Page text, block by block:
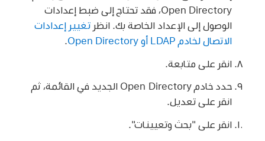
Open Directory، فقد تحتاج إلى ضبط إعدادات
الوصول إلى الإعداد الخاصة بك. انظر تغيير إعدادات
الاتصال لخادم LDAP أو Open Directory
.
انقر على متابعة.
حدد خادم Open Directory الجديد في القائمة، ثم
انقر على تعديل.
انقر على "بحث وتعيينات".